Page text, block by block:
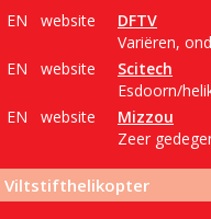
EN
website
DFTV
Variëren,
EN
website
Scitech
Esdoorn/
EN
website
Mizzou
Zeer
Viltstifthelikopter